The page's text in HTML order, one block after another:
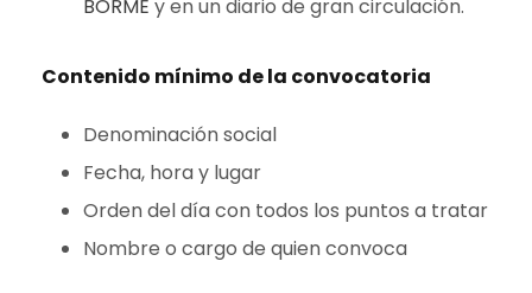
BORME y en un diario de gran circulación.
Contenido mínimo de la convocatoria
Denominación social
Fecha, hora y lugar
Orden del día con todos los puntos a tratar
Nombre o cargo de quien convoca